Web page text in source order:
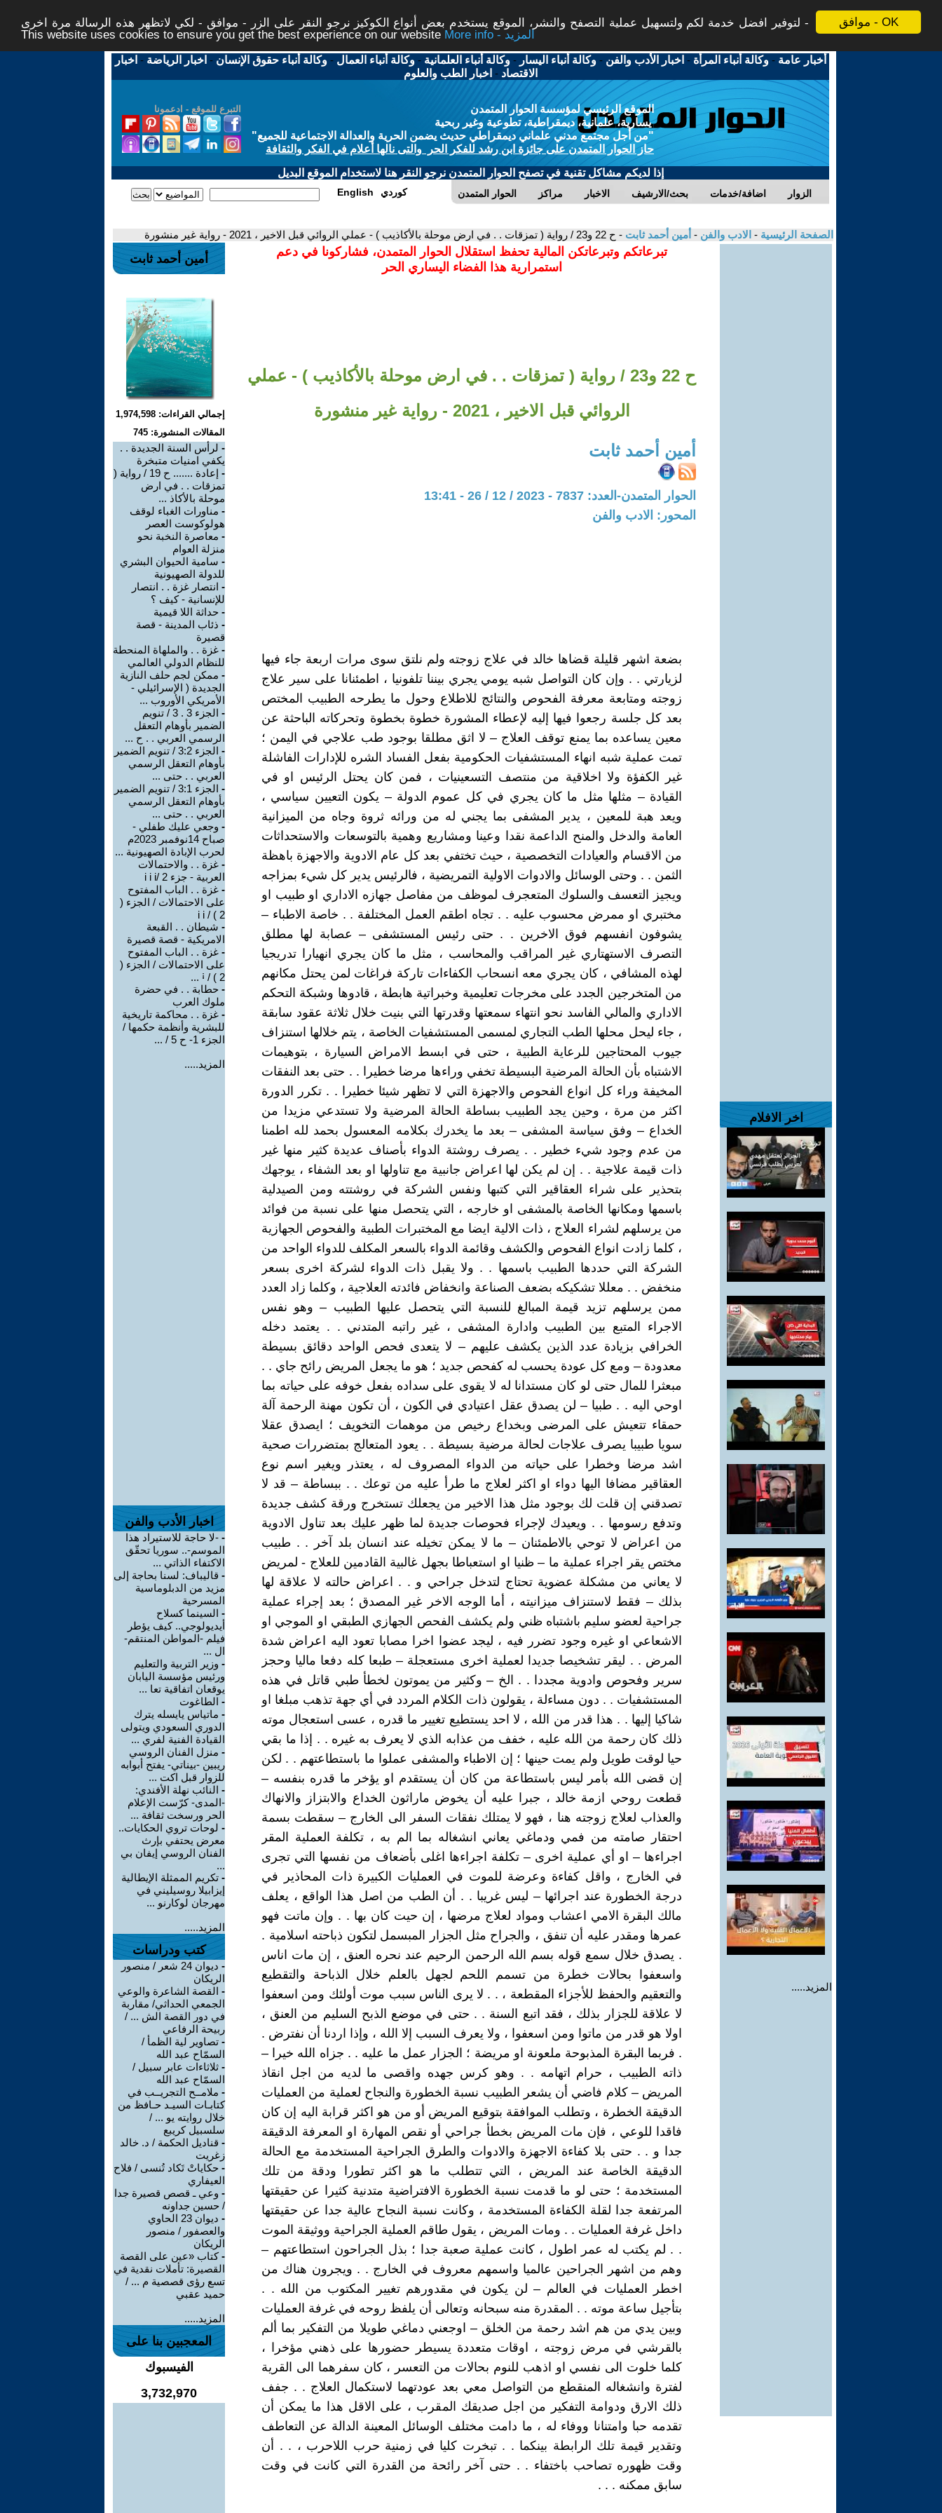
موافق - OK
لتوفير افضل خدمة لكم ولتسهيل عملية التصفح والنشر، الموقع يستخدم بعض أنواع الكوكيز نرجو النقر على الزر - موافق - لكي لاتظهر هذه الرسالة مرة اخرى -
This website uses cookies to ensure you get the best experience on our website
More info - المزيد
أخبار عامة -وكالة أنباء المرأة - اخبار الأدب والفن -وكالة أنباء اليسار -وكالة أنباء العلمانية -وكالة أنباء العمال -وكالة أنباء حقوق الإنسان - اخبار الرياضة - اخبار
الاقتصاد - اخبار الطب والعلوم
التبرع للموقع - ادعمونا
الموقع الرئيسي لمؤسسة الحوار المتمدن
يسارية، علمانية، ديمقراطية، تطوعية وغير ربحية
"من أجل مجتمع مدني علماني ديمقراطي حديث يضمن الحرية والعدالة الاجتماعية للجميع"
حاز الحوار المتمدن على جائزة ابن رشد للفكر الحر والتى نالها أعلام في الفكر والثقافة
إذا لديكم مشاكل تقنية في تصفح الحوار المتمدن نرجو النقر هنا لاستخدام الموقع البديل
الحوار المتمدن مراكز الاخبار بحث/الارشيف اضافة/خدمات الزوار English كوردي
الصفحة الرئيسية - الادب والفن - أمين أحمد ثابت - ح 22 و23 / رواية ( تمزقات . . في ارض موحلة بالأكاذيب ) - عملي الروائي قبل الاخير ، 2021 - رواية غير منشورة
اخر الافلام
المزيد.....
تبرعاتكم وتبرعاتكن المالية تحفظ استقلال الحوار المتمدن، فشاركونا في دعم
استمرارية هذا الفضاء اليساري الحر
ح 22 و23 / رواية ( تمزقات . . في ارض موحلة بالأكاذيب ) - عملي
الروائي قبل الاخير ، 2021 - رواية غير منشورة
أمين أحمد ثابت
الحوار المتمدن-العدد: 7837 - 2023 / 12 / 26 - 13:41
المحور: الادب والفن
بضعة اشهر قليلة قضاها خالد في علاج زوجته ولم نلتق سوى مرات اربعة جاء فيها
لزيارتي . . وإن كان التواصل شبه يومي يجري بيننا تلفونيا ، اطمئنانا على سير علاج
زوجته ومتابعة معرفة الفحوص والنتائج للاطلاع وحول ما يطرحه الطبيب المختص
بعد كل جلسة رجعوا فيها إليه لإعطاء المشورة خطوة بخطوة وتحركاته الباحثة عن
معين يساعده بما يمنع توقف العلاج – لا اثق مطلقا بوجود طب علاجي في اليمن ؛
تمت عملية شبه انهاء المستشفيات الحكومية بفعل الفساد الشره للإدارات الفاشلة
غير الكفؤة ولا اخلاقية من منتصف التسعينيات ، فمن كان يحتل الرئيس او في
القيادة – مثلها مثل ما كان يجري في كل عموم الدولة – يكون التعيين سياسي ،
ويعد هبة للمعين ، يدير المشفى بما يجني له من ورائه ثروة وجاه من الميزانية
العامة والدخل والمنح الداعمة نقدا وعينا ومشاريع وهمية بالتوسعات والاستحداثات
من الاقسام والعيادات التخصصية ، حيث تختفي بعد كل عام الادوية والاجهزة باهظة
الثمن . . وحتى الوسائل والادوات الاولية التمريضية ، فالرئيس يدير كل شيء بمزاجه
ويجيز التعسف والسلوك المتعجرف لموظف من مفاصل جهازه الاداري او طبيب او
مختبري او ممرض محسوب عليه . . تجاه اطقم العمل المختلفة . . خاصة الاطباء –
يشوفون انفسهم فوق الاخرين . . حتى رئيس المستشفى – عصابة لها مطلق
التصرف الاستهتاري غير المراقب والمحاسب ، مثل ما كان يجري انهيارا تدريجيا
لهذه المشافي ، كان يجري معه انسحاب الكفاءات تاركة فراغات لمن يحتل مكانهم
من المتخرجين الجدد على مخرجات تعليمية وخبراتية هابطة ، قادوها وشبكة التحكم
الاداري والمالي الفاسد نحو انتهاء سمعتها وقدرتها التي بنيت خلال ثلاثة عقود سابقة
، جاء ليحل محلها الطب التجاري لمسمى المستشفيات الخاصة ، يتم خلالها استنزاف
جيوب المحتاجين للرعاية الطبية ، حتى في ابسط الامراض السيارة ، بتوهيمات
الاشتباه بأن الحالة المرضية البسيطة تخفي وراءها مرضا خطيرا . . حتى بعد النفقات
المخيفة وراء كل انواع الفحوص والاجهزة التي لا تظهر شيئا خطيرا . . تكرر الدورة
اكثر من مرة ، وحين يجد الطبيب بساطة الحالة المرضية ولا تستدعي مزيدا من
الخداع – وفق سياسة المشفى – بعد ما يخدرك بكلامه المعسول بحمد لله اطمنا
من عدم وجود شيء خطير . . يصرف روشتة الدواء بأصناف عديدة كثير منها غير
ذات قيمة علاجية . . إن لم يكن لها اعراض جانبية مع تناولها او بعد الشفاء ، يوجهك
بتحذير على شراء العقاقير التي كتبها ونفس الشركة في روشتته ومن الصيدلية
باسمها ومكانها الخاصة بالمشفى او خارجه ، التي يتحصل منها على نسبة من فوائد
من يرسلهم لشراء العلاج ، ذات الالية ايضا مع المختبرات الطبية والفحوص الجهازية
، كلما زادت انواع الفحوص والكشف وقائمة الدواء بالسعر المكلف للدواء الواحد من
الشركة التي حددها الطبيب باسمها . . ولا يقبل ذات الدواء لشركة اخرى بسعر
منخفض . . معللا تشكيكه بضعف الصناعة وانخفاض فائدته العلاجية ، وكلما زاد العدد
ممن يرسلهم تزيد قيمة المبالغ للنسبة التي يتحصل عليها الطبيب – وهو نفس
الاجراء المتبع بين الطبيب وادارة المشفى ، غير راتبه المتدني . . يعتمد دخله
الخرافي بزيادة عدد الذين يكشف عليهم – لا يتعدى فحص الواحد دقائق بسيطة
معدودة – ومع كل عودة يحسب له كفحص جديد ؛ هو ما يجعل المريض رائح جاي . .
مبعثرا للمال حتى لو كان مستدانا له لا يقوى على سداده بفعل خوفه على حياته بما
اوحي اليه . . طبيا – لن يصدق عقل اعتيادي في الكون ، أن تكون مهنة الرحمة آلة
حمقاء تتعيش على المرضى وبخداع رخيص من موهمات التخويف ؛ ايصدق عقلا
سويا طبيبا يصرف علاجات لحالة مرضية بسيطة . . يعود المتعالج بمتضررات صحية
اشد مرضا وخطرا على حياته من الدواء المصروف له ، يعتذر ويغير اسم نوع
العقاقير مضافا اليها دواء او اكثر لعلاج ما طرأ عليه من توعك . . ببساطة – قد لا
تصدقني إن قلت لك بوجود مثل هذا الاخير من يجعلك تستخرج ورقة كشف جديدة
وتدفع رسومها . . ويعيدك لإجراء فحوصات جديدة لما ظهر عليك بعد تناول الادوية
من اعراض لا توحي بالاطمئنان – ما لا يمكن تخيله عند انسان بلد آخر . . طبيب
مختص يقر اجراء عملية ما – ظنيا او استعباطا بجهل غالبية القادمين للعلاج - لمريض
لا يعاني من مشكلة عضوية تحتاج لتدخل جراحي و . . اعراض حالته لا علاقة لها
بذلك – فقط لاستنزاف ميزانيته ، أما الوجه الاخر غير المصدق ؛ بعد إجراء عملية
جراحية لعضو سليم باشتباه ظني ولم يكشف الفحص الجهازي الطبقي او الموجي او
الاشعاعي او غيره وجود تضرر فيه ، ليجد عضوا اخرا مصابا تعود اليه اعراض شدة
المرض . . ليقر تشخيصا جديدا لعملية اخرى مستعجلة – طبعا كله دفعا ماليا وحجز
سرير وفحوص وادوية مجددا . . الخ – وكثير من يموتون لخطأ طبي قاتل في هذه
المستشفيات . . دون مساءلة ، يقولون ذات الكلام المردد في أي جهة تذهب مبلغا او
شاكيا إليها . . هذا قدر من الله ، لا احد يستطيع تغيير ما قدره ، عسى استعجال موته
ذلك كان رحمة من الله عليه ، خفف من عذابه الذي لا يعرف به غيره . . إذا ما بقي
حيا لوقت طويل ولم يمت حينها ؛ إن الاطباء والمشفى عملوا ما باستطاعتهم . . لكن
إن قضى الله بأمر ليس باستطاعة من كان أن يستقدم او يؤخر ما قدره بنفسه –
قطعت روحي ازمة خالد ، جبرا عليه أن يخوض ماراثون الخداع والابتزاز والانهاك
والعذاب لعلاج زوجته هنا ، فهو لا يمتلك نفقات السفر الى الخارج – سقطت بسمة
احتقار صامته من فمي ودماغي يعاني انشغاله بما الم به ، تكلفة العملية المقر
اجراءها – او أي عملية اخرى – تكلفة اجراءها اغلى بأضعاف من نفسها التي تجرى
في الخارج ، واقل كفاءة وعرضة للموت في العمليات الكبيرة ذات المحاذير في
درجة الخطورة عند اجرائها – ليس غريبا . . أن الطب من اصل هذا الواقع ، يعلف
مالك البقرة الامي اعشاب ومواد لعلاج مرضها ، إن حيت كان بها . . وإن ماتت فهو
عمرها ومقدر عليه أن تنفق ، والجراح مثل الجزار المبسمل لتكون ذباحته اسلامية .
. يصدق خلال سمع قوله بسم الله الرحمن الرحيم عند نحره العنق ، إن مات اناس
واسعفوا بحالات خطرة من تسمم اللحم لجهل بالعلم خلال الذباحة والتقطيع
والتعقيم والحفظ للأجزاء المقطعة ، . . لا يرى الناس سبب موت أولئك ومن اسعفوا
لا علاقة للجزار بذلك ، فقد اتبع السنة . . حتى في موضع الذبح السليم من العنق ،
اولا هو قدر من ماتوا ومن اسعفوا ، ولا يعرف السبب إلا الله ، وإذا اردنا أن نفترض .
. فربما البقرة المذبوحة ملعونة او مريضة ؛ الجزار عمل ما عليه . . جزاه الله خيرا –
ذاته الطبيب ، حرام اتهامه . . وهو كرس جهده واقصى ما لديه من اجل انقاذ
المريض – كلام فاضي أن يشعر الطبيب نسبة الخطورة والنجاح لعملية من العمليات
الدقيقة الخطرة ، وتطلب الموافقة بتوقيع المريض أو من هو اكثر قرابة اليه إن كان
فاقدا للوعي ، فإن مات المريض بخطأ جراحي أو نقص المهارة او المعرفة الدقيقة
جدا و . . حتى بلا كفاءة الاجهزة والادوات والطرق الجراحية المستخدمة مع الحالة
الدقيقة الخاصة عند المريض ، التي تتطلب ما هو اكثر تطورا ودقة من تلك
المستخدمة ؛ حتى لو ما قدمت نسبة الخطورة الافتراضية متدنية كثيرا عن حقيقتها
المرتفعة جدا لقلة الكفاءة المستخدمة ، وكانت نسبة النجاح عالية جدا عن حقيقتها
داخل غرفة العمليات . . ومات المريض ، يقول طاقم العملية الجراحية ووثيقة الموت
. . لم يكتب له عمر اطول ، كانت عملية صعبة جدا ؛ بذل الجراحون استطاعتهم –
وهم من اشهر الجراحين عالميا واسمهم معروف في الخارج . . ويجرون هناك من
اخطر العمليات في العالم – لن يكون في مقدورهم تغيير المكتوب من الله . .
بتأجيل ساعة موته . . المقدرة منه سبحانه وتعالى أن يلفظ روحه في غرفة العمليات
وبين يدي من هم اشد رحمة من الخلق – اوجعني دماغي طويلا من التفكير بما ألم
بالقرشي في مرض زوجته ، اوقات متعددة يسيطر حضورها على ذهني مؤخرا ،
كلما خلوت الى نفسي او اذهب للنوم بحالات من التعسر ، كان سفرهما الى القرية
لفترة وانشغاله المنقطع من التواصل معي بعد عودتهما لاستكمال العلاج . . جفف
ذلك الارق ودوامة التفكير من اجل صديقك المقرب ، على الاقل هذا ما يمكن أن
تقدمه حبا وامتنانا ووفاء له ، ما دامت مختلف الوسائل المعينة الدالة عن التعاطف
وتقدير قيمة تلك الرابطة بينكما . . تبخرت كليا في زمنية حرب اللاحرب ، . . أن
وقت ظهوره تصاحب باختفاء . . حتى آخر رائحة من القدرة التي كانت في وقت
سابق ممكنه . . .
أمين أحمد ثابت
إجمالي القراءات: 1,974,598
المقالات المنشورة: 745
- لرأس السنة الجديدة . .
يكفي امنيات متبخرة
-
إعادة ....... ح 19 / رواية (
تمزقات . . في ارض
موحلة بالأكاذ ...
- مناورات الغباء لوقف
هولوكوست العصر
- معاصرة النخبة نحو
منزلة العوام
- سامية الحيوان البشري
للدولة الصهيونية
- انتصار غزة . . انتصار
للإنسانية - كيف ؟
- حداثة اللا قيمية
- ذئاب المدينة - قصة
قصيرة
- غزة . . والملهاة المنحطة
للنظام الدولي العالمي
- ممكن لجم حلف النازية
الجديدة ( الإسرائيلي -
الأمريكي الأوروب ...
-
الجزء 3 . 3 / تنويم
الضمير بأوهام التعقل
الرسمي العربي . . ح ...
-
الجزء 3:2 / تنويم الضمير
بأوهام التعقل الرسمي
العربي . . حتى ...
-
الجزء 3:1 / تنويم الضمير
بأوهام التعقل الرسمي
العربي . . حتى ...
- وجعي عليك طفلي -
صباح 14نوفمبر 2023م
لحرب الإبادة الصهيونية ...
- غزة . . والاحتمالات
العربية - جزء 2 /i i i
- غزة . . الباب المفتوح
على الاحتمالات / الجزء (
2 ) / i i
- شيطان . . القبعة
الامريكية - قصة قصيرة
- غزة . . الباب المفتوح
على الاحتمالات / الجزء (
2 ) / ꜟ ...
- حطابة . . في حضرة
ملوك العرب
- غزة . . محاكمة تاريخية
للبشرية وأنظمة حكمها /
الجزء 1- ح 5 / ...
المزيد.....
اخبار الأدب والفن
- -لا حاجة للاستيراد هذا
الموسم-.. سوريا تحقّق
الاكتفاء الذاتي ...
- قاليباف: لسنا بحاجة إلى
مزيد من الدبلوماسية
المسرحية
- السينما كسلاح
أيديولوجي.. كيف يؤطر
فيلم -المواطن المنتقم-
ال ...
- وزير التربية والتعليم
ورئيس مؤسسة اليابان
يوقعان اتفاقية تعا ...
- الطاغوت
- ماتياس يايسله يترك
الدوري السعودي ويتولى
القيادة الفنية لفري ...
- منزل الفنان الروسي
ريبين -بيناتي- يفتح أبوابه
للزوار قبل اكت ...
- النائب نهلة الأفندي:
-المدى- كرّست الإعلام
الحر ورسخت ثقافة ...
- لوحات تروي الحكايات..
معرض يحتفي بإرث
الفنان الروسي إيفان بي
...
- تكريم الممثلة الإيطالية
إيزابيلا روسيليني في
مهرجان لوكارنو ...
المزيد.....
كتب ودراسات
-
ديوان 24 شعر / منصور
الريكان
- القصة الشاعرة والوعي
الجمعي الحداثي/ مقاربة
في دور القصة الش ... /
ربيحة الرفاعي
- تصاوير لية الظمأ /
السمّاح عبد الله
- ثلاثاءات عابر سبيل /
السمّاح عبد الله
- ملامــح التجريــب في
كتابـات السيـد حـافظ من
خلال روايته يو ... /
سلسبيل كريبع
- قناديل الحكمة / د. خالد
زغريت
- حكاياتْ تَكاد تُنسى / فلاح
العيفاري
- وعي ـ قصص قصيرة جدا
/ حسين جداونه
-
ديوان 23 الحاوي
والعصفور / منصور
الريكان
-كتاب «عين على القصة
القصيرة: تأملات نقدية في
تسع رؤى قصصية م ... /
حميد عقبي
المزيد.....
المعجبين بنا على
الفيسبوك
3,732,970